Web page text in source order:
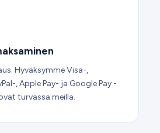
Hyväksymme Visa-,
, Apple Pay- ja Google Pay -
turvassa meillä.